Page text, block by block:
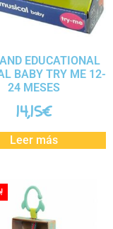
EDUCATIONAL
BABY TRY ME 12-
24 MESES
14,15€
Leer más